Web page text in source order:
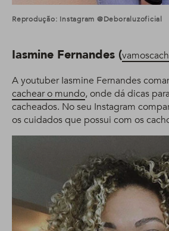
Reprodução: Instagram @deboraluzoficial
Iasmine Fernandes (
A youtuber Iasmine Fernandes
cachear o mundo, onde dá dicas
cacheados. No seu Instagram
os cuidados que possui com os